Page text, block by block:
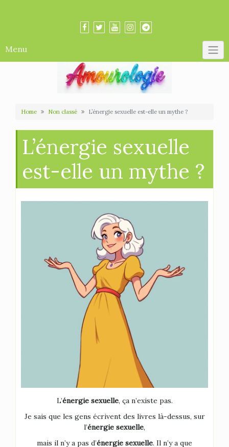
Menu
Home Non classé L’énergie sexuelle est-elle un mythe ?
L’énergie sexuelle
est-elle un mythe ?
L’énergie sexuelle, ça n’existe pas.
Je sais que les gens écrivent des livres là-dessus, sur
l’énergie sexuelle,
mais il n’y a pas d’énergie sexuelle. Il n’y a que